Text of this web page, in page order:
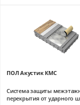
ПОЛ Акустик КМС
Система защиты
перекрытия от ударного